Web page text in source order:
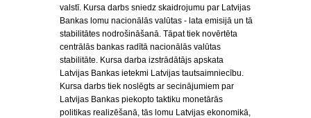
valstī. Kursa darbs sniedz skaidrojumu par Latvijas
Bankas lomu nacionālās valūtas - lata emisijā un tā
stabilitātes nodrošināšanā. Tāpat tiek novērtēta
centrālās bankas radītā nacionālās valūtas
stabilitāte. Kursa darba izstrādātājs apskata
Latvijas Bankas ietekmi Latvijas tautsaimniecību.
Kursa darbs tiek noslēgts ar secinājumiem par
Latvijas Bankas piekopto taktiku monetārās
politikas realizēšanā, tās lomu Latvijas ekonomikā,